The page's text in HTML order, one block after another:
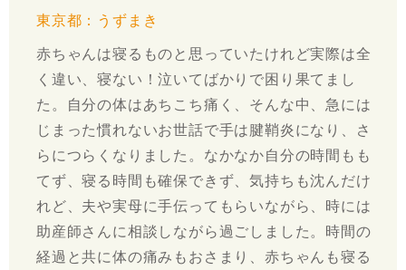
東京都：うずまき
赤ちゃんは寝るものと思っていたけれど実際は全
く違い、寝ない！泣いてばかりで困り果てまし
た。自分の体はあちこち痛く、そんな中、急には
じまった慣れないお世話で手は腱鞘炎になり、さ
らにつらくなりました。なかなか自分の時間もも
てず、寝る時間も確保できず、気持ちも沈んだけ
れど、夫や実母に手伝ってもらいながら、時には
助産師さんに相談しながら過ごしました。時間の
経過と共に体の痛みもおさまり、赤ちゃんも寝る